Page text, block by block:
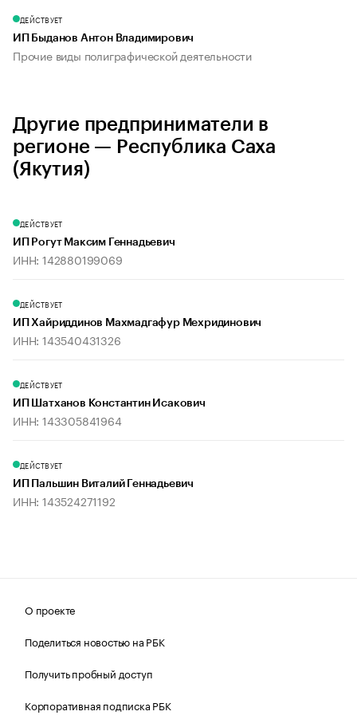
ДЕЙСТВУЕТ
ИП Быданов Антон Владимирович
Прочие виды полиграфической деятельности
Другие предприниматели в
регионе — Республика Саха
(Якутия)
ДЕЙСТВУЕТ
ИП Рогут Максим Геннадьевич
ИНН: 142880199069
ДЕЙСТВУЕТ
ИП Хайриддинов Махмадгафур Мехридинович
ИНН: 143540431326
ДЕЙСТВУЕТ
ИП Шатханов Константин Исакович
ИНН: 143305841964
ДЕЙСТВУЕТ
ИП Пальшин Виталий Геннадьевич
ИНН: 143524271192
О проекте
Поделиться новостью на РБК
Получить пробный доступ
Корпоративная подписка РБК